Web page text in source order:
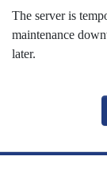
The server is
maintenance
later.